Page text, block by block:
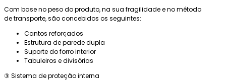
Com base no peso do produto, na sua fragilidade e no método
de transporte, são concebidos os seguintes:
Cantos reforçados
Estrutura de parede dupla
Suporte do forro interior
Tabuleiros e divisórias
③ Sistema de proteção interna